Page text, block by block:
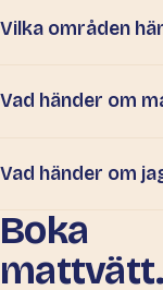
Vilka områden
Vad händer om
Vad händer om
Boka
mattvätt.